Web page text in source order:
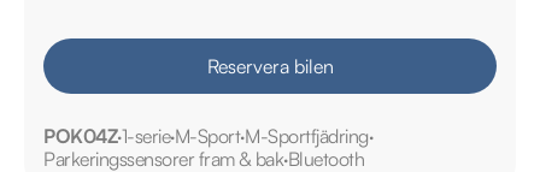
Reservera bilen
POK04Z1-serieM-Sport M-Sportfjädring
Parkeringssensorer fram & bakBluetooth